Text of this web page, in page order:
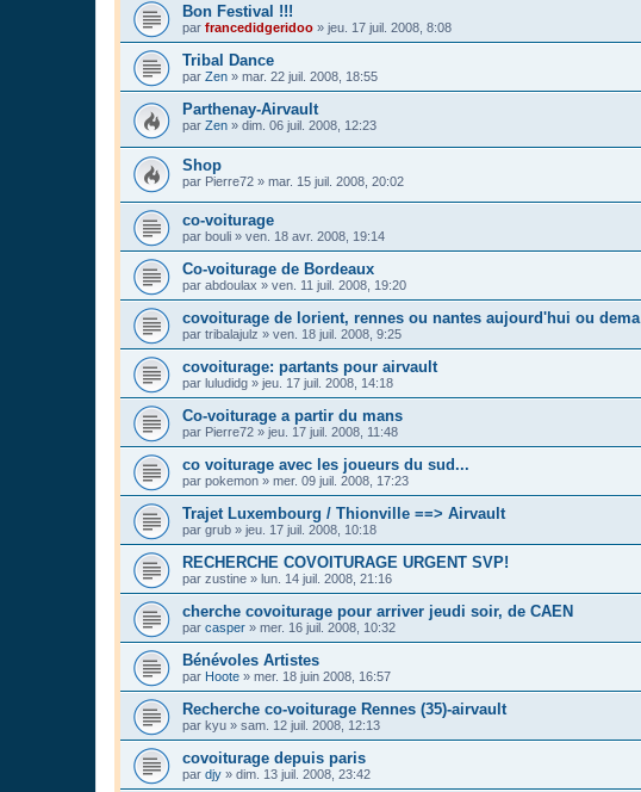
Bon Festival !!!
par francedidgeridoo » jeu. 17 juil. 2008, 8:08
Tribal Dance
par Zen » mar. 22 juil. 2008, 18:55
Parthenay-Airvault
par Zen » dim. 06 juil. 2008, 12:23
Shop
par Pierre72 » mar. 15 juil. 2008, 20:02
co-voiturage
par bouli » ven. 18 avr. 2008, 19:14
Co-voiturage de Bordeaux
par abdoulax » ven. 11 juil. 2008, 19:20
covoiturage de lorient, rennes ou nantes aujourd'hui ou dema
par tribalajulz » ven. 18 juil. 2008, 9:25
covoiturage: partants pour airvault
par luludidg » jeu. 17 juil. 2008, 14:18
Co-voiturage a partir du mans
par Pierre72 » jeu. 17 juil. 2008, 11:48
co voiturage avec les joueurs du sud...
par pokemon » mer. 09 juil. 2008, 17:23
Trajet Luxembourg / Thionville ==> Airvault
par grub » jeu. 17 juil. 2008, 10:18
RECHERCHE COVOITURAGE URGENT SVP!
par zustine » lun. 14 juil. 2008, 21:16
cherche covoiturage pour arriver jeudi soir, de CAEN
par casper » mer. 16 juil. 2008, 10:32
Bénévoles Artistes
par Hoote » mer. 18 juin 2008, 16:57
Recherche co-voiturage Rennes (35)-airvault
par kyu » sam. 12 juil. 2008, 12:13
covoiturage depuis paris
par djy » dim. 13 juil. 2008, 23:42